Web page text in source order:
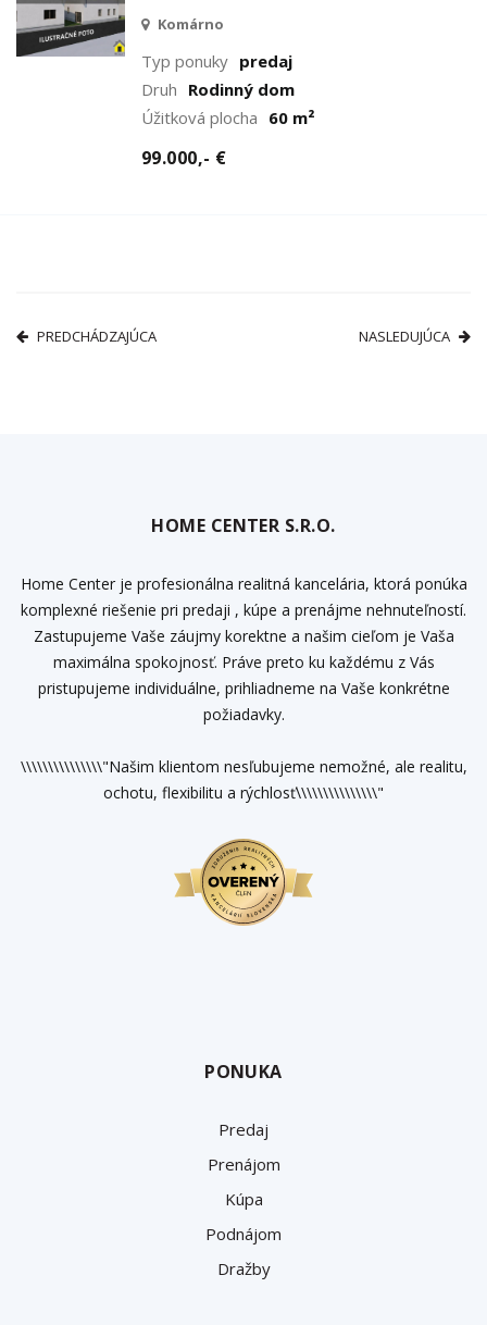
Komárno
Typ ponuky predaj
Druh Rodinný dom
Úžitková plocha 60 m²
99.000,- €
PREDCHÁDZAJÚCA NASLEDUJÚCA
HOME CENTER S.R.O.
Home Center je profesionálna realitná kancelária, ktorá ponúka
komplexné riešenie pri predaji , kúpe a prenájme nehnuteľností.
Zastupujeme Vaše záujmy korektne a našim cieľom je Vaša
maximálna spokojnosť. Práve preto ku každému z Vás
pristupujeme individuálne, prihliadneme na Vaše konkrétne
požiadavky.
\\\\\\\\\\\\\\\"Našim klientom nesľubujeme nemožné, ale realitu,
ochotu, flexibilitu a rýchlosť\\\\\\\\\\\\\\\"
PONUKA
Predaj
Prenájom
Kúpa
Podnájom
Dražby